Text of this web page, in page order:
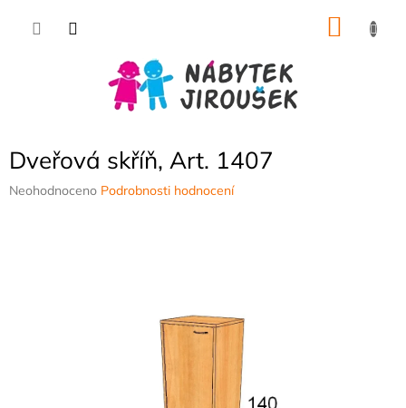
Dveřová skříň, Art. 1407
Průměrné
Neohodnoceno Podrobnosti hodnocení